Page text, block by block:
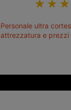
Personale ultra
attrezzatura e prezzi